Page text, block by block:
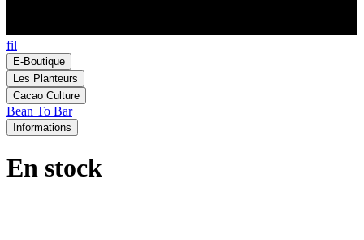
fil
E-Boutique
Les Planteurs
Cacao Culture
Bean To Bar
Informations
En stock